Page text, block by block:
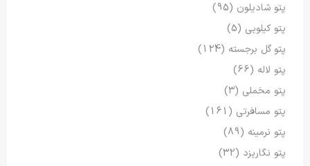
پتو شادیلون (95)
پتو کیلویی (5)
پتو گل برجسته (124)
پتو لاله (66)
پتو مخملی (3)
پتو مسافرتی (161)
پتو نرمینه (89)
پتو نگاریزد (32)